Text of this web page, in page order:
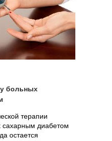
больных
терапии
сахарным диабетом
остается